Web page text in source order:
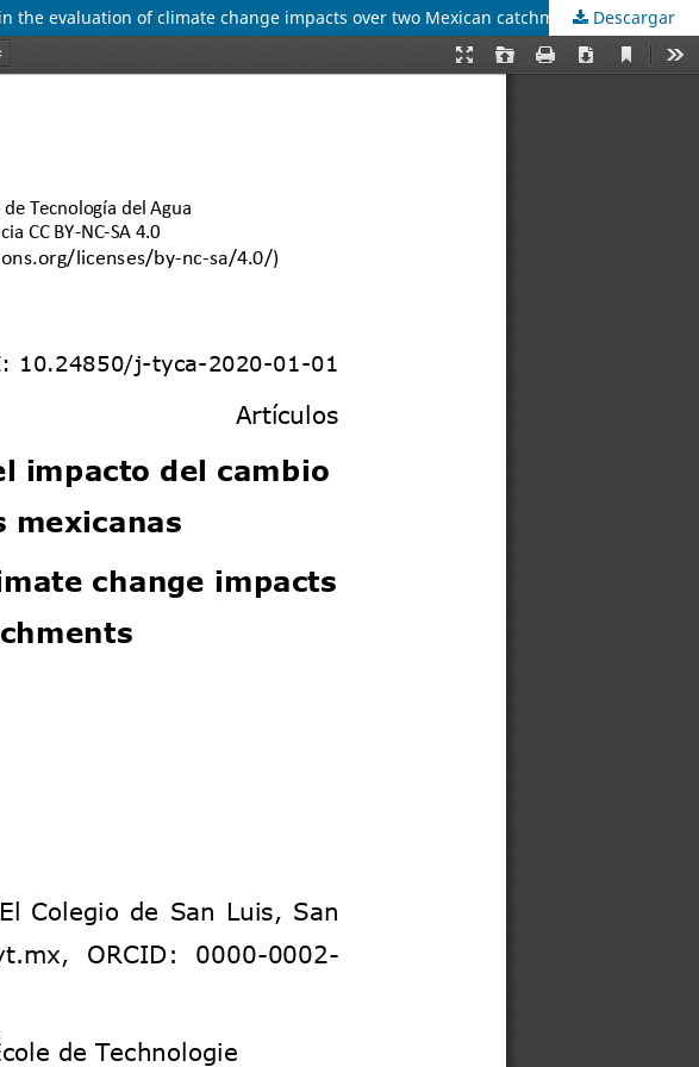
evaluation of climate change impacts over two Mexican catchments Descargar